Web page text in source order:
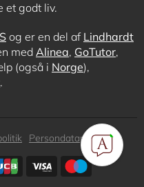
et godt liv.
og er en del af Lindhardt
med Alinea, GoTutor,
(også i Norge),
.
Persondatapolitik